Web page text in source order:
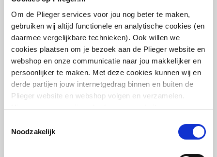
Om de Plieger services voor jou nog beter te maken,
gebruiken wij altijd functionele en analytische cookies (en
daarmee vergelijkbare technieken). Ook willen we
cookies plaatsen om je bezoek aan de Plieger website en
webshop en onze communicatie naar jou makkelijker en
persoonlijker te maken. Met deze cookies kunnen wij en
derde partijen jouw internetgedrag binnen en buiten de
Plieger website en webshop volgen en verzamelen.
Hiermee passen wij en derden onze website, app,
We slaan je cookievoorkeur op in je browser.
Noodzakelijk
Kv-2 waarde 0.67
Kvs-waarde 1.3
Automatische
debietregeling
Nee
Verkorte bouwlengte Nee
design m. ingebouwde
voeler m. energielabel A
M30x1.5 | Chroom
artikel: 1044411